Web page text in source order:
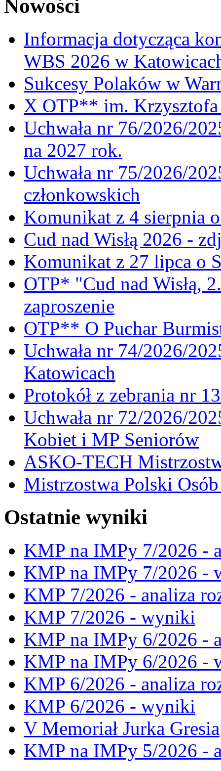
Nowości
Informacja dotycząca
WBS 2026 w
Sukcesy Polaków w
X OTP** im. Krzysztofa
Uchwała nr 76/2026/
na 2027 rok.
Uchwała nr 75/2026/
członkowskich
Komunikat z 4 sierpnia
Cud nad Wisłą 2026 -
Komunikat z 27 lipca o
OTP* "Cud nad Wisłą,
zaproszenie
OTP** O Puchar
Uchwała nr 74/2026/
Katowicach
Protokół z zebrania nr
Uchwała nr 72/2026/
Kobiet i MP Seniorów
ASKO-TECH
Mistrzostwa Polski
Ostatnie wyniki
KMP na IMPy 7/2026 -
KMP na IMPy 7/2026 -
KMP 7/2026 - analiza
KMP 7/2026 - wyniki
KMP na IMPy 6/2026 -
KMP na IMPy 6/2026 -
KMP 6/2026 - analiza
KMP 6/2026 - wyniki
V Memoriał Jurka Gresia
KMP na IMPy 5/2026 -